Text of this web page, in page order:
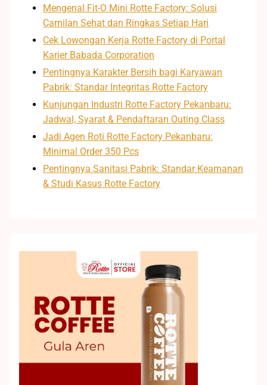
Mengenal Fit-O Mini Rotte Factory: Solusi
Camilan Sehat dan Ringkas Setiap Hari
Cek Lowongan Kerja Rotte Factory di Portal
Karier Babada Corporation
Pentingnya Karakter Bersih bagi Karyawan
Pabrik: Standar Integritas Rotte Factory
Kunjungan Industri Rotte Factory Pekanbaru:
Jadwal, Syarat & Pendaftaran Outing Class
Jadi Agen Roti Rotte Factory Pekanbaru:
Minimal Order 350 Pcs
Pentingnya Sanitasi Pabrik: Standar Keamanan
& Studi Kasus Rotte Factory